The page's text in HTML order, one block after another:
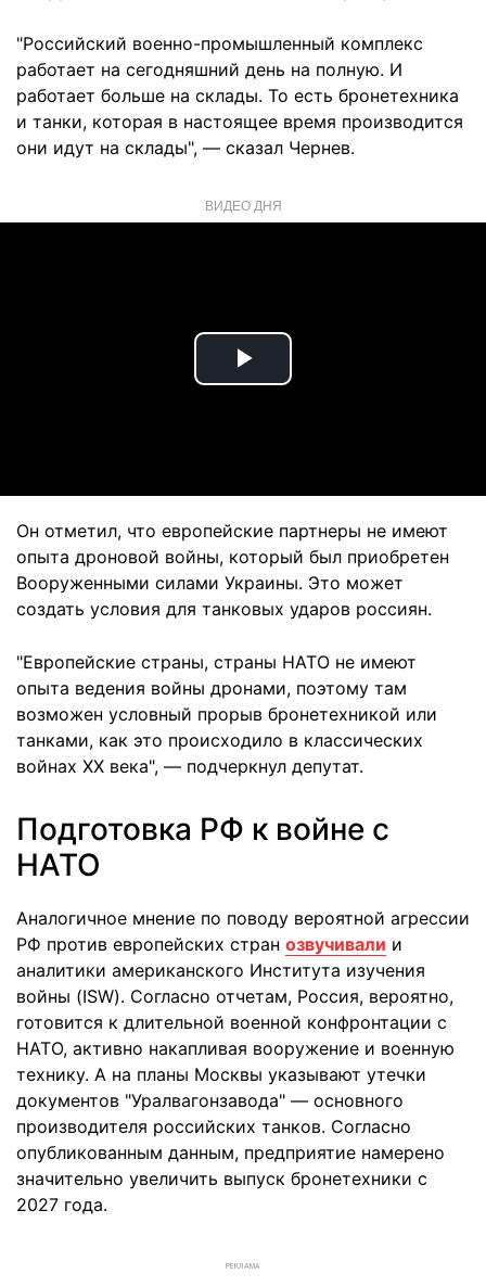
"Российский военно-промышленный комплекс
работает на сегодняшний день на полную. И
работает больше на склады. То есть бронетехника
и танки, которая в настоящее время производится
они идут на склады", — сказал Чернев.
ВИДЕО ДНЯ
Play
Он отметил, что европейские партнеры не имеют
опыта дроновой войны, который был приобретен
Вооруженными силами Украины. Это может
создать условия для танковых ударов россиян.
"Европейские страны, страны НАТО не имеют
опыта ведения войны дронами, поэтому там
возможен условный прорыв бронетехникой или
танками, как это происходило в классических
войнах ХХ века", — подчеркнул депутат.
Подготовка РФ к войне с
НАТО
Аналогичное мнение по поводу вероятной агрессии
РФ против европейских стран озвучивали и
аналитики американского Института изучения
войны (ISW). Согласно отчетам, Россия, вероятно,
готовится к длительной военной конфронтации с
НАТО, активно накапливая вооружение и военную
технику. А на планы Москвы указывают утечки
документов "Уралвагонзавода" — основного
производителя российских танков. Согласно
опубликованным данным, предприятие намерено
значительно увеличить выпуск бронетехники с
2027 года.
РЕКЛАМА